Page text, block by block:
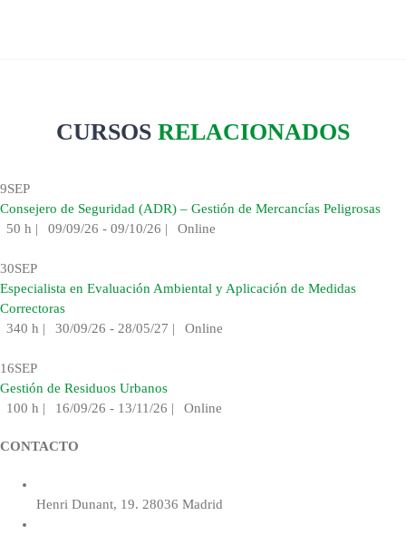
CURSOS RELACIONADOS
9SEP
Consejero de Seguridad (ADR) – Gestión de Mercancías Peligrosas
50 h | 09/09/26 - 09/10/26 | Online
30SEP
Especialista en Evaluación Ambiental y Aplicación de Medidas
Correctoras
340 h | 30/09/26 - 28/05/27 | Online
16SEP
Gestión de Residuos Urbanos
100 h | 16/09/26 - 13/11/26 | Online
CONTACTO
Henri Dunant, 19. 28036 Madrid